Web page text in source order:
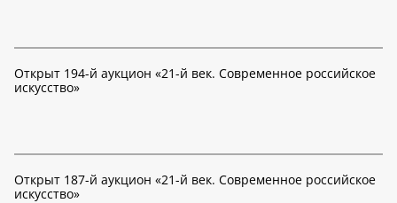
Открыт 194-й аукцион «21-й век. Современное российское
искусство»
Открыт 187-й аукцион «21-й век. Современное российское
искусство»